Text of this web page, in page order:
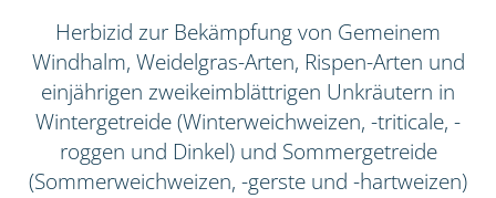
Herbizid zur Bekämpfung von Gemeinem
Windhalm, Weidelgras-Arten, Rispen-Arten und
einjährigen zweikeimblättrigen Unkräutern in
Wintergetreide (Winterweichweizen, -triticale, -
roggen und Dinkel) und Sommergetreide
(Sommerweichweizen, -gerste und -hartweizen)